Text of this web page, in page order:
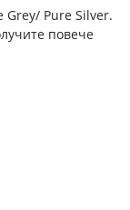
Grey/ Pure Silver.
повече